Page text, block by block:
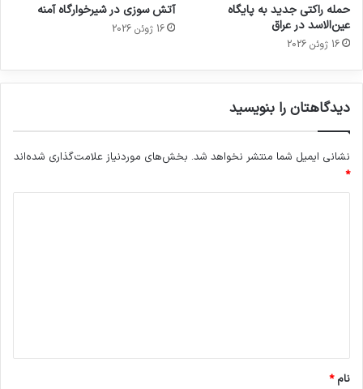
حمله راکتی جدید به پایگاه
عین‌الاسد در عراق
16 ژوئن 2026
آتش سوزی در شیرخوارگاه آمنه
16 ژوئن 2026
دیدگاهتان را بنویسید
نشانی ایمیل شما منتشر نخواهد شد. بخش‌های موردنیاز علامت‌گذاری شده‌اند
*
نام*